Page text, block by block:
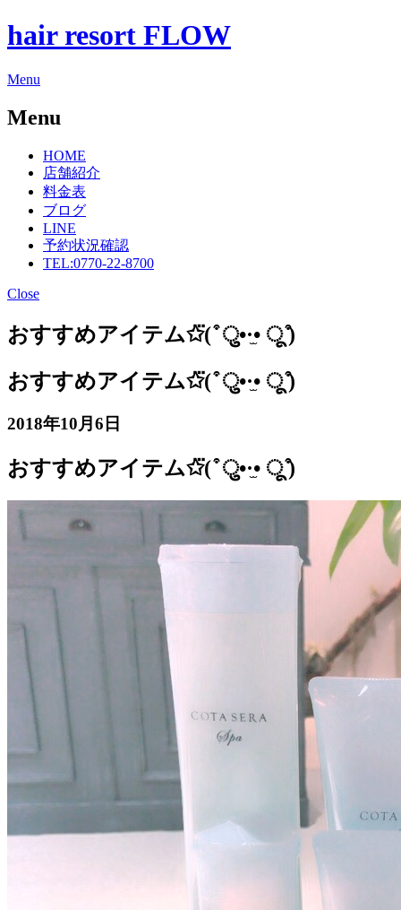
hair resort FLOW
Menu
Menu
HOME
店舗紹介
料金表
ブログ
LINE
予約状況確認
TEL:0770-22-8700
Close
おすすめアイテム✩⃛( ͒ ु•·̫• ू ͒)
おすすめアイテム✩⃛( ͒ ु•·̫• ू ͒)
2018年10月6日
おすすめアイテム✩⃛( ͒ ु•·̫• ू ͒)